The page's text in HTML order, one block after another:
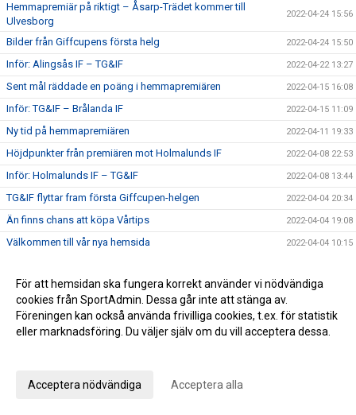
Hemmapremiär på riktigt – Åsarp-Trädet kommer till
Ulvesborg
2022-04-24 15:56
Bilder från Giffcupens första helg 2022-04-24 15:50
Inför: Alingsås IF – TG&IF 2022-04-22 13:27
Sent mål räddade en poäng i hemmapremiären 2022-04-15 16:08
Inför: TG&IF – Brålanda IF 2022-04-15 11:09
Ny tid på hemmapremiären 2022-04-11 19:33
Höjdpunkter från premiären mot Holmalunds IF 2022-04-08 22:53
Inför: Holmalunds IF – TG&IF 2022-04-08 13:44
TG&IF flyttar fram första Giffcupen-helgen 2022-04-04 20:34
Än finns chans att köpa Vårtips 2022-04-04 19:08
Välkommen till vår nya hemsida 2022-04-04 10:15
Bra årspremiär av juniorlaget mot Folkabo 2022-03-24 16:48
INFO Nya huvudentrèn 2022-03-24 12:27
Entrèn 2022-03-15 08:41
För att hemsidan ska fungera korrekt använder vi nödvändiga
cookies från SportAdmin. Dessa går inte att stänga av.
Föreningen kan också använda frivilliga cookies, t.ex. för statistik
eller marknadsföring. Du väljer själv om du vill acceptera dessa.
Acceptera nödvändiga Acceptera alla